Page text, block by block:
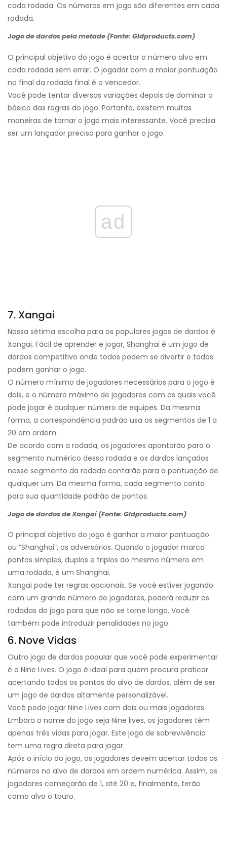
cada rodada. Os números em jogo são diferentes em cada
rodada.
Jogo de dardos pela metade (Fonte: Gldproducts.com)
O principal objetivo do jogo é acertar o número alvo em
cada rodada sem errar. O jogador com a maior pontuação
no final da rodada final é o vencedor.
Você pode tentar diversas variações depois de dominar o
básico das regras do jogo. Portanto, existem muitas
maneiras de tornar o jogo mais interessante. Você precisa
ser um lançador preciso para ganhar o jogo.
ad
7. Xangai
Nossa sétima escolha para os populares jogos de dardos é
Xangai. Fácil de aprender e jogar, Shanghai é um jogo de
dardos competitivo onde todos podem se divertir e todos
podem ganhar o jogo.
O número mínimo de jogadores necessários para o jogo é
dois, e o número máximo de jogadores com os quais você
pode jogar é qualquer número de equipes. Da mesma
forma, a correspondência padrão usa os segmentos de 1 a
20 em ordem.
De acordo com a rodada, os jogadores apontarão para o
segmento numérico dessa rodada e os dardos lançados
nesse segmento da rodada contarão para a pontuação de
qualquer um. Da mesma forma, cada segmento conta
para sua quantidade padrão de pontos.
Jogo de dardos de Xangai (Fonte: Gldproducts.com)
O principal objetivo do jogo é ganhar a maior pontuação
ou “Shanghai”, os adversários. Quando o jogador marca
pontos simples, duplos e triplos do mesmo número em
uma rodada, é um Shanghai.
Xangai pode ter regras opcionais. Se você estiver jogando
com um grande número de jogadores, poderá reduzir as
rodadas do jogo para que não se torne longo. Você
também pode introduzir penalidades no jogo.
6. Nove Vidas
Outro jogo de dardos popular que você pode experimentar
é o Nine Lives. O jogo é ideal para quem procura praticar
acertando todos os pontos do alvo de dardos, além de ser
um jogo de dardos altamente personalizável.
Você pode jogar Nine Lives com dois ou mais jogadores.
Embora o nome do jogo seja Nine lives, os jogadores têm
apenas três vidas para jogar. Este jogo de sobrevivência
tem uma regra direta para jogar.
Após o início do jogo, os jogadores devem acertar todos os
números no alvo de dardos em ordem numérica. Assim, os
jogadores começarão de 1, até 20 e, finalmente, terão
como alvo o touro.